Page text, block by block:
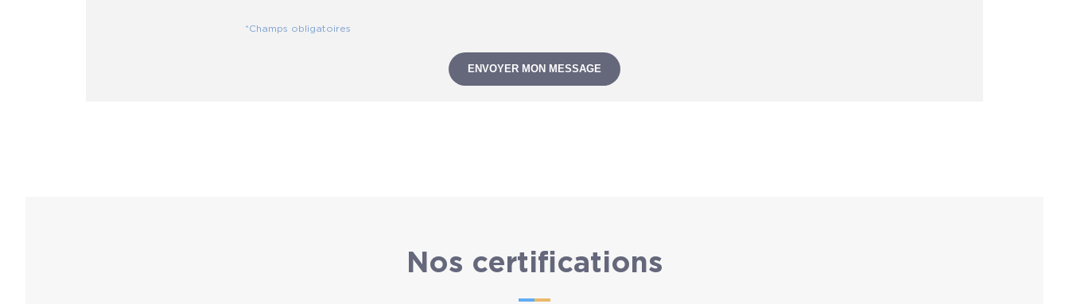
*Champs obligatoires
ENVOYER MON MESSAGE
Nos certifications